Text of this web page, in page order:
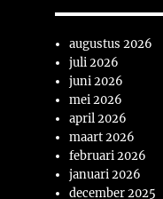
augustus 2026
juli 2026
juni 2026
mei 2026
april 2026
maart 2026
februari 2026
januari 2026
december 2025